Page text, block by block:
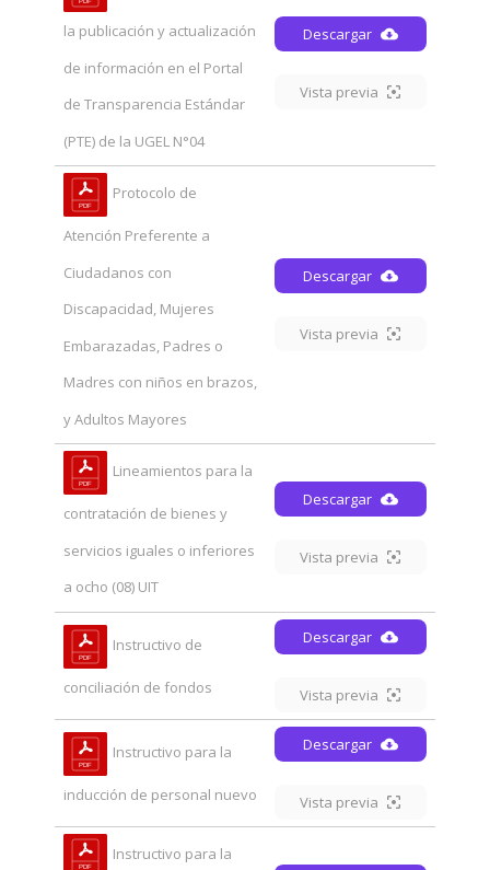
la publicación y actualización
de información en el Portal
de Transparencia Estándar
(PTE) de la UGEL N°04
Descargar
Vista previa
Protocolo de
Atención Preferente a
Ciudadanos con
Discapacidad, Mujeres
Embarazadas, Padres o
Madres con niños en brazos,
y Adultos Mayores
Descargar
Vista previa
Lineamientos para la
contratación de bienes y
servicios iguales o inferiores
a ocho (08) UIT
Descargar
Vista previa
Instructivo de
conciliación de fondos
Descargar
Vista previa
Instructivo para la
inducción de personal nuevo
Descargar
Vista previa
Instructivo para la